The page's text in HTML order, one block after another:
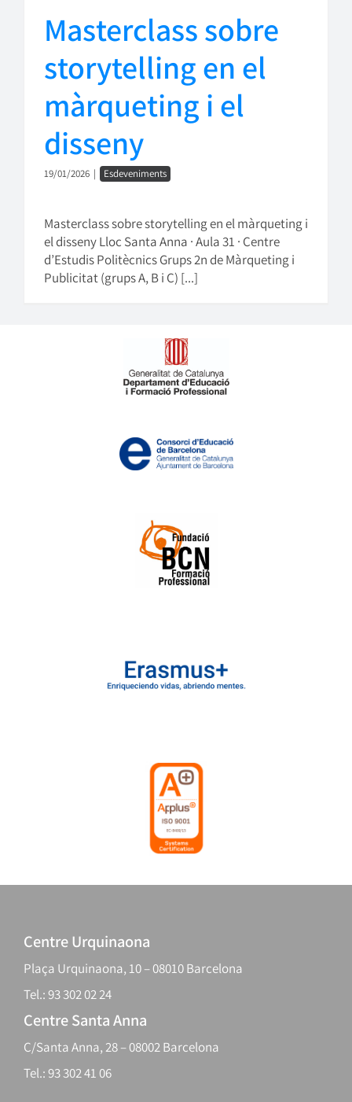
Masterclass sobre
storytelling en el
màrqueting i el
disseny
19/01/2026 | Esdeveniments
Masterclass sobre storytelling en el màrqueting i
el disseny Lloc Santa Anna · Aula 31 · Centre
d’Estudis Politècnics Grups 2n de Màrqueting i
Publicitat (grups A, B i C) [...]
Centre Urquinaona
Plaça Urquinaona, 10 – 08010 Barcelona
Tel.: 93 302 02 24
Centre Santa Anna
C/Santa Anna, 28 – 08002 Barcelona
Tel.: 93 302 41 06